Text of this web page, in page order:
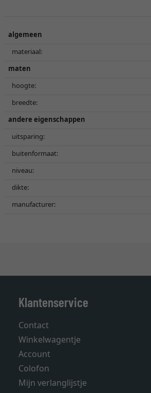
algemeen
materiaal:
maten
hoogte:
breedte:
andere eigenschappen
uitsparing:
buitenformaat:
niveau:
dikte:
manufacturer:
Klantenservice
Contact
Winkelwagentje
Account
Colofon
Mijn verlanglijstje